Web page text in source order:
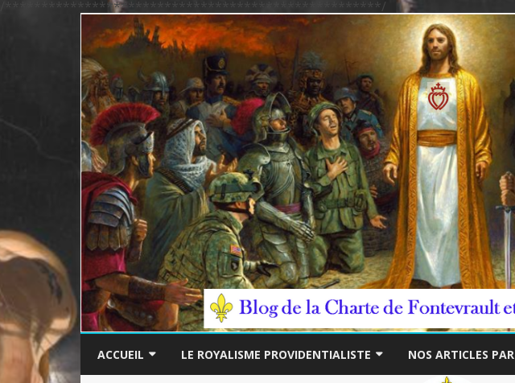
/****************************************************/
ACCUEIL LE ROYALISME PROVIDENTIALISTE NOS ARTICLES PAR